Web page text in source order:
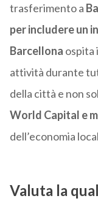
trasferimento a
per includere un
Barcellona ospita
attività durante
della città e non
World Capital e
dell’economia
Valuta la